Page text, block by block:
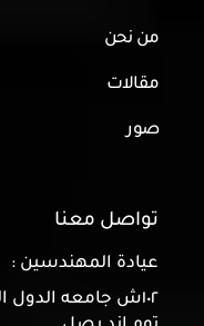
من نحن
مقالات
صور
تواصل معنا
عيادة المهندسين :
١٠٢ش جامعه الدول